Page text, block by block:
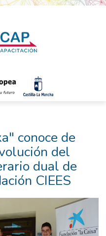
conoce de
del
dual de
CIEES